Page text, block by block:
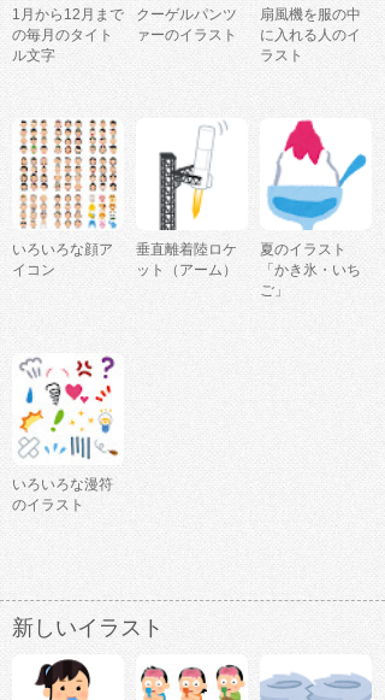
1月から12月まで
の毎月のタイト
ル文字
クーゲルパンツ
ァーのイラスト
扇風機を服の中
に入れる人のイ
ラスト
いろいろな顔ア
イコン
垂直離着陸ロケ
ット（アーム）
夏のイラスト
「かき氷・いち
ご」
いろいろな漫符
のイラスト
新しいイラスト